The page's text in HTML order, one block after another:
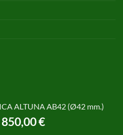
ALTUNA AB42 (Ø42 mm.)
El
precio
850,00€El